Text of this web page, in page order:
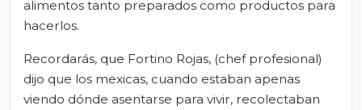
alimentos tanto preparados como productos para
hacerlos.
Recordarás, que Fortino Rojas, (chef profesional)
dijo que los mexicas, cuando estaban apenas
viendo dónde asentarse para vivir, recolectaban